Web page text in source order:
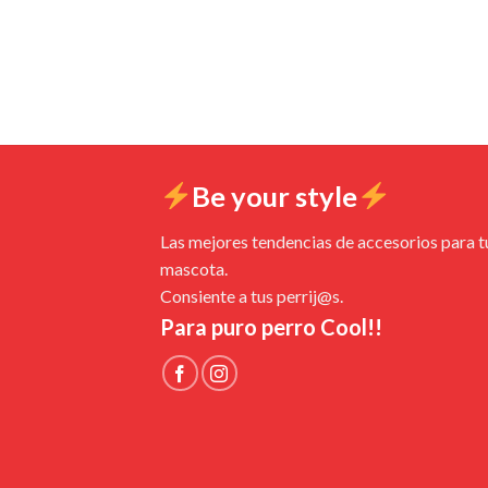
Be your style
Las mejores tendencias de accesorios para
mascota.
Consiente a tus perrij@s.
Para puro perro Cool!!